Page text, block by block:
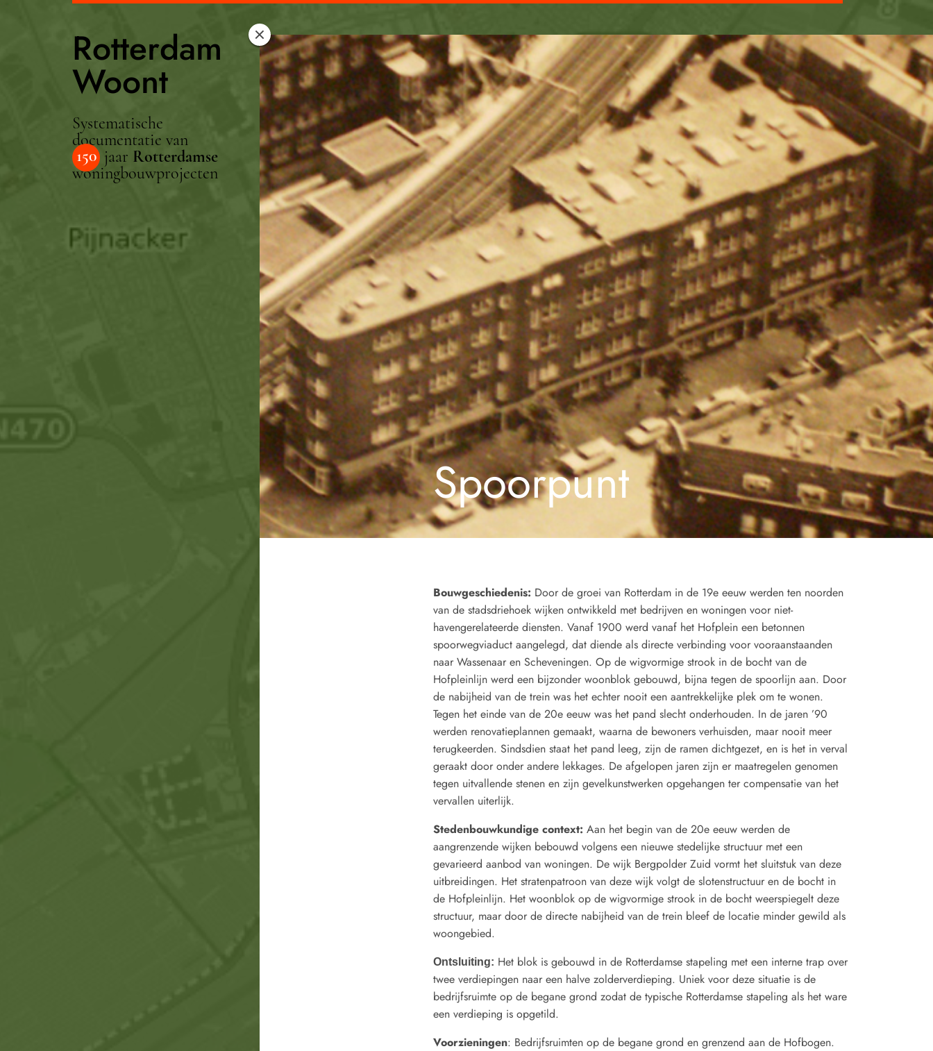
Rotterdam
Woont
Systematische
documentatie van
150 jaar Rotterdamse
woningbouwprojecten
Spoorpunt
Bouwgeschiedenis: Door de groei van Rotterdam in de 19e eeuw werden ten noorden
van de stadsdriehoek wijken ontwikkeld met bedrijven en woningen voor niet-
havengerelateerde diensten. Vanaf 1900 werd vanaf het Hofplein een betonnen
spoorwegviaduct aangelegd, dat diende als directe verbinding voor vooraanstaanden
naar Wassenaar en Scheveningen. Op de wigvormige strook in de bocht van de
Hofpleinlijn werd een bijzonder woonblok gebouwd, bijna tegen de spoorlijn aan. Door
de nabijheid van de trein was het echter nooit een aantrekkelijke plek om te wonen.
Tegen het einde van de 20e eeuw was het pand slecht onderhouden. In de jaren ’90
werden renovatieplannen gemaakt, waarna de bewoners verhuisden, maar nooit meer
terugkeerden. Sindsdien staat het pand leeg, zijn de ramen dichtgezet, en is het in verval
geraakt door onder andere lekkages. De afgelopen jaren zijn er maatregelen genomen
tegen uitvallende stenen en zijn gevelkunstwerken opgehangen ter compensatie van het
vervallen uiterlijk.
Stedenbouwkundige context: Aan het begin van de 20e eeuw werden de
aangrenzende wijken bebouwd volgens een nieuwe stedelijke structuur met een
gevarieerd aanbod van woningen. De wijk Bergpolder Zuid vormt het sluitstuk van deze
uitbreidingen. Het stratenpatroon van deze wijk volgt de slotenstructuur en de bocht in
de Hofpleinlijn. Het woonblok op de wigvormige strook in de bocht weerspiegelt deze
structuur, maar door de directe nabijheid van de trein bleef de locatie minder gewild als
woongebied.
Ontsluiting: Het blok is gebouwd in de Rotterdamse stapeling met een interne trap over
twee verdiepingen naar een halve zolderverdieping. Uniek voor deze situatie is de
bedrijfsruimte op de begane grond zodat de typische Rotterdamse stapeling als het ware
een verdieping is opgetild.
Voorzieningen: Bedrijfsruimten op de begane grond en grenzend aan de Hofbogen.